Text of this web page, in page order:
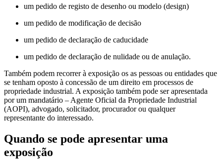
um pedido de registo de desenho ou modelo (design)
um pedido de modificação de decisão
um pedido de declaração de caducidade
um pedido de declaração de nulidade ou de anulação.
Também podem recorrer à exposição os as pessoas ou entidades que
se tenham oposto à concessão de um direito em processos de
propriedade industrial. A exposição também pode ser apresentada
por um mandatário – Agente Oficial da Propriedade Industrial
(AOPI), advogado, solicitador, procurador ou qualquer
representante do interessado.
Quando se pode apresentar uma
exposição